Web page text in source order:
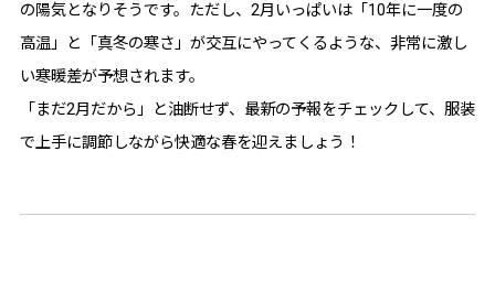
の陽気となりそうです。ただし、2月いっぱいは「10年に一度の
高温」と「真冬の寒さ」が交互にやってくるような、非常に激し
い寒暖差が予想されます。
「まだ2月だから」と油断せず、最新の予報をチェックして、服装
で上手に調節しながら快適な春を迎えましょう！